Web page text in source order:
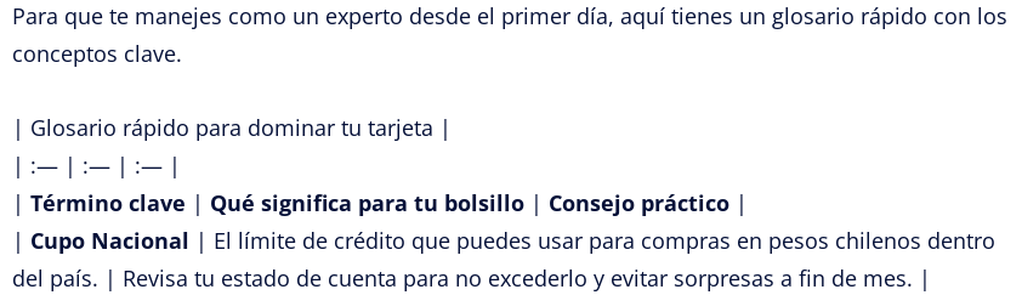
Para que te manejes como un experto desde el primer día, aquí tienes un glosario rápido con los
conceptos clave.
| Glosario rápido para dominar tu tarjeta |
| :— | :— | :— |
| Término clave | Qué significa para tu bolsillo | Consejo práctico |
| Cupo Nacional | El límite de crédito que puedes usar para compras en pesos chilenos dentro
del país. | Revisa tu estado de cuenta para no excederlo y evitar sorpresas a fin de mes. |